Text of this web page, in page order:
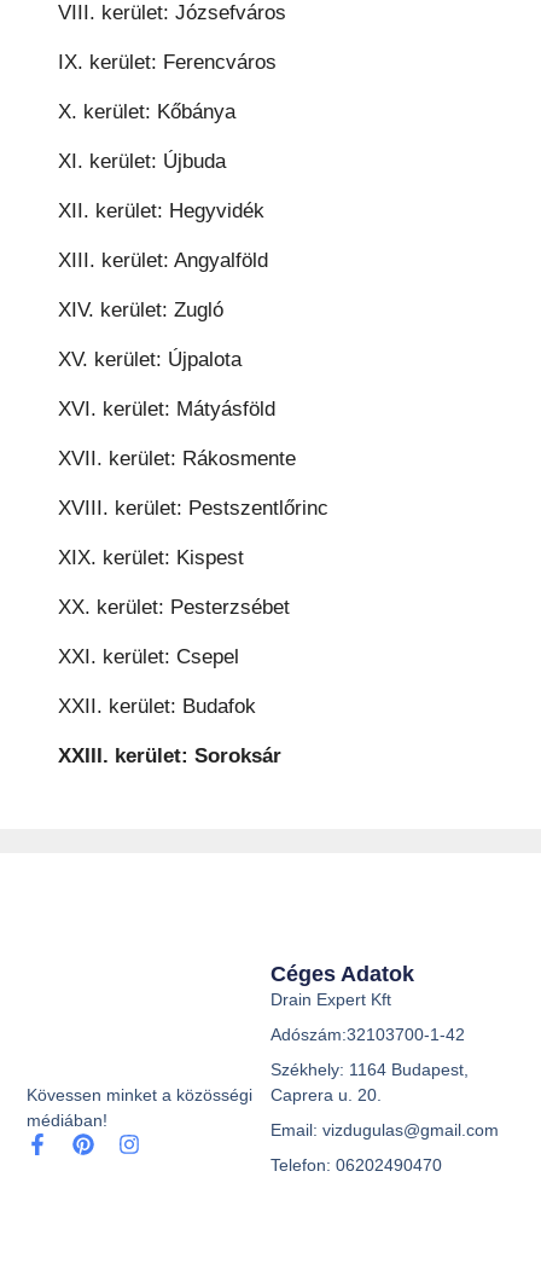
VIII. kerület: Józsefváros
IX. kerület: Ferencváros
X. kerület: Kőbánya
XI. kerület: Újbuda
XII. kerület: Hegyvidék
XIII. kerület: Angyalföld
XIV. kerület: Zugló
XV. kerület: Újpalota
XVI. kerület: Mátyásföld
XVII. kerület: Rákosmente
XVIII. kerület: Pestszentlőrinc
XIX. kerület: Kispest
XX. kerület: Pesterzsébet
XXI. kerület: Csepel
XXII. kerület: Budafok
XXIII. kerület: Soroksár
Kövessen minket a közösségi
médiában!
Céges Adatok
Drain Expert Kft
Adószám:32103700-1-42
Székhely: 1164 Budapest,
Caprera u. 20.
Email: vizdugulas@gmail.com
Telefon: 06202490470